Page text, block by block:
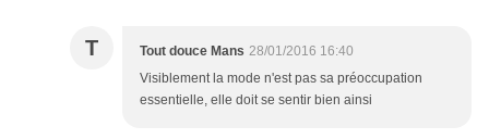
T Tout douce Mans 28/01/2016 16:40
Visiblement la mode n'est pas sa préoccupation
essentielle, elle doit se sentir bien ainsi